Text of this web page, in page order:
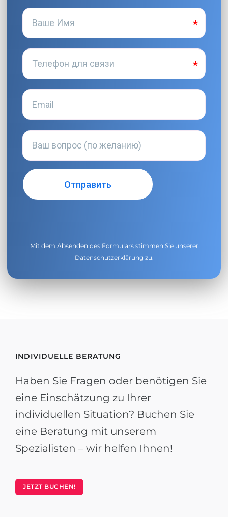
Mit dem Absenden des Formulars stimmen Sie unserer
Datenschutzerklärung zu.
INDIVIDUELLE BERATUNG
Haben Sie Fragen oder benötigen Sie
eine Einschätzung zu Ihrer
individuellen Situation? Buchen Sie
eine Beratung mit unserem
Spezialisten – wir helfen Ihnen!
JETZT BUCHEN!